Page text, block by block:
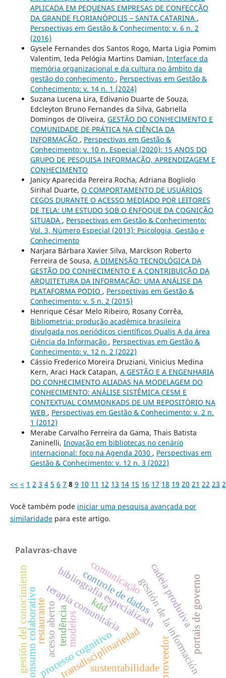
APLICADA EM PEQUENAS EMPRESAS DE CONFECÇÃO
DA GRANDE FLORIANÓPOLIS – SANTA CATARINA ,
Perspectivas em Gestão & Conhecimento: v. 6 n. 2
(2016)
Gysele Fernandes dos Santos Rogo, Marta Ligia Pomim
Valentim, Ieda Pelógia Martins Damian, Interface da
memória organizacional e da cultura no âmbito da
gestão do conhecimento , Perspectivas em Gestão &
Conhecimento: v. 14 n. 1 (2024)
Suzana Lucena Lira, Edivanio Duarte de Souza,
Edcleyton Bruno Fernandes da Silva, Gabriella
Domingos de Oliveira, GESTÃO DO CONHECIMENTO E
COMUNIDADE DE PRÁTICA NA CIÊNCIA DA
INFORMAÇÃO , Perspectivas em Gestão &
Conhecimento: v. 10 n. Especial (2020): 15 ANOS DO
GRUPO DE PESQUISA INFORMAÇÃO, APRENDIZAGEM E
CONHECIMENTO
Janicy Aparecida Pereira Rocha, Adriana Bogliolo
Sirihal Duarte, O COMPORTAMENTO DE USUÁRIOS
CEGOS DURANTE O ACESSO MEDIADO POR LEITORES
DE TELA: UM ESTUDO SOB O ENFOQUE DA COGNIÇÃO
SITUADA , Perspectivas em Gestão & Conhecimento:
Vol. 3, Número Especial (2013): Psicologia, Gestão e
Conhecimento
Narjara Bárbara Xavier Silva, Marckson Roberto
Ferreira de Sousa, A DIMENSÃO TECNOLÓGICA DA
GESTÃO DO CONHECIMENTO E A CONTRIBUIÇÃO DA
ARQUITETURA DA INFORMAÇÃO: UMA ANÁLISE DA
PLATAFORMA PODIO , Perspectivas em Gestão &
Conhecimento: v. 5 n. 2 (2015)
Henrique César Melo Ribeiro, Rosany Corrêa,
Bibliometria: produção acadêmica brasileira
divulgada nos periódicos científicos Qualis A da área
Ciência da Informação , Perspectivas em Gestão &
Conhecimento: v. 12 n. 2 (2022)
Cássio Frederico Moreira Druziani, Vinicius Medina
Kern, Araci Hack Catapan, A GESTÃO E A ENGENHARIA
DO CONHECIMENTO ALIADAS NA MODELAGEM DO
CONHECIMENTO: ANÁLISE SISTÊMICA CESM E
CONTEXTUAL COMMONKADS DE UM REPOSITÓRIO NA
WEB , Perspectivas em Gestão & Conhecimento: v. 2 n.
1 (2012)
Merabe Carvalho Ferreira da Gama, Thais Batista
Zaninelli, Inovação em bibliotecas no cenário
internacional: foco na Agenda 2030 , Perspectivas em
Gestão & Conhecimento: v. 12 n. 3 (2022)
<< < 1 2 3 4 5 6 7 8 9 10 11 12 13 14 15 16 17 18 19 20 21 22 23
Você também pode iniciar uma pesquisa avançada por
similaridadepara este artigo.
Palavras-chave
processo cognitivo
consumo colaborativo bibliografia especializada
transdisciplinariedad
kdd gestión de la información
gestión del conocimiento terapia comunitária
sustentabilidade
cadeia produtiva
tendência portais de governo
acesso aberto modelos
controle de dados
comunicação
proveedor
restaurante